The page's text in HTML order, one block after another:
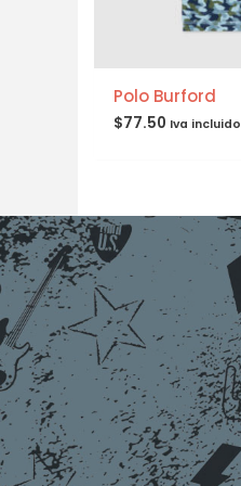
Polo Burford
$77.50 Iva incluido